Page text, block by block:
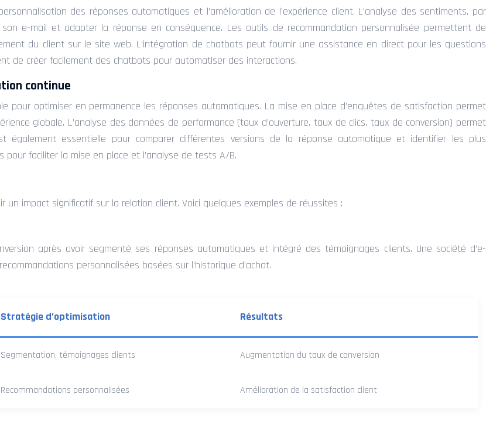
des réponses automatiques et l’amélioration de l’expérience client. L’analyse des sentiments, par
e-mail et adapter la réponse en conséquence. Les outils de recommandation personnalisée permettent de
du client sur le site web. L’intégration de chatbots peut fournir une assistance en direct pour les questions
de créer facilement des chatbots pour automatiser des interactions.
continue
pour optimiser en permanence les réponses automatiques. La mise en place d’enquêtes de satisfaction permet
globale. L’analyse des données de performance (taux d’ouverture, taux de clics, taux de conversion) permet
essentielle pour comparer différentes versions de la réponse automatique et identifier les plus
faciliter la mise en place et l’analyse de tests A/B.
impact significatif sur la relation client. Voici quelques exemples de réussites :
après avoir segmenté ses réponses automatiques et intégré des témoignages clients. Une société d’e-
personnalisées basées sur l’historique d’achat.
Stratégie d’optimisation Résultats
Segmentation, témoignages clients Augmentation du taux de conversion
Recommandations personnalisées Amélioration de la satisfaction client